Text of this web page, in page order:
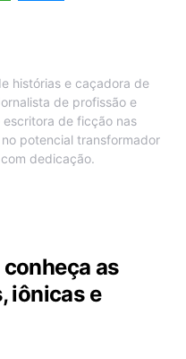
histórias e caçadora de
de profissão e
de ficção nas
potencial transformador
dedicação.
as
iônicas e